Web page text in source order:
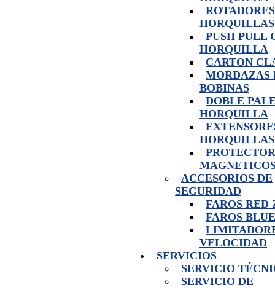
HORQUILLAS
PUSH PULL
HORQUILLA
CARTON
MORDAZAS
BOBINAS
DOBLE
HORQUILLA
HORQUILLAS
ACCESORIOS DE
SEGURIDAD
FAROS RED
FAROS
VELOCIDAD
SERVICIOS
SERVICIO
SERVICIO DE